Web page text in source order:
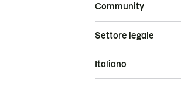
Community
Settore legale
Italiano